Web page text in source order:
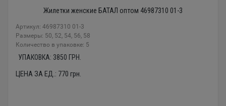
Жилетки женские БАТАЛ оптом 46987310 01-3
Артикул: 46987310 01-3
Размеры: 50, 52, 54, 56, 58
Количество в упаковке: 5
УПАКОВКА: 3850 ГРН.
ЦЕНА ЗА ЕД.: 770 грн.